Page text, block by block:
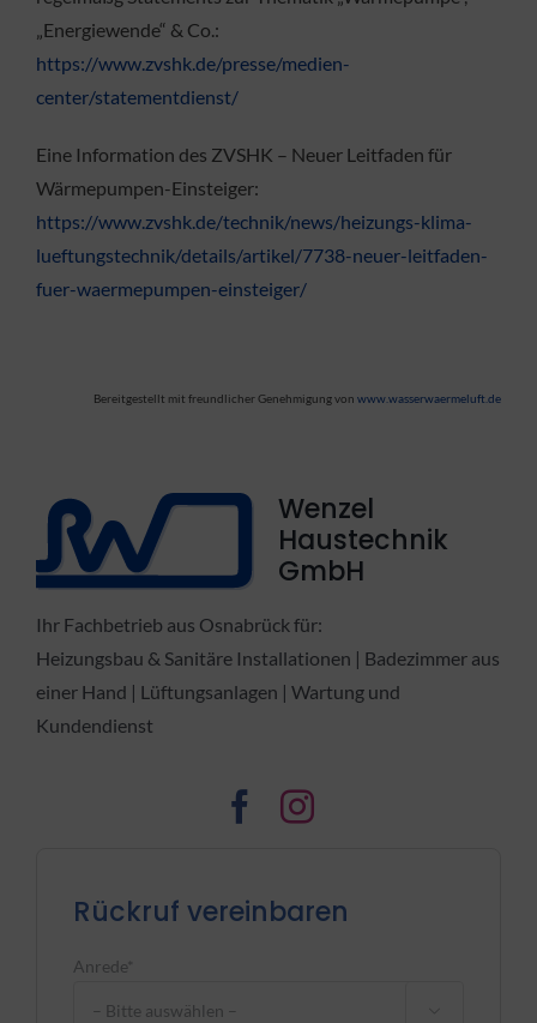
„Energiewende“ & Co.:
https://www.zvshk.de/presse/medien-
center/statementdienst/
Eine Information des ZVSHK – Neuer Leitfaden für
Wärmepumpen-Einsteiger:
https://www.zvshk.de/technik/news/heizungs-klima-
lueftungstechnik/details/artikel/7738-neuer-leitfaden-
fuer-waermepumpen-einsteiger/
Bereitgestellt mit freundlicher Genehmigung vonwww.wasserwaermeluft.de
Wenzel
Haustechnik
GmbH
Ihr Fachbetrieb aus Osnabrück für:
Heizungsbau & Sanitäre Installationen | Badezimmer aus
einer Hand | Lüftungsanlagen | Wartung und
Kundendienst
Rückruf vereinbaren
Anrede*